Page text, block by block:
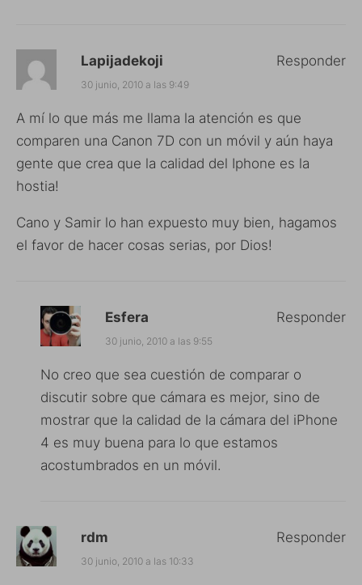
Lapijadekoji
30 junio, 2010 a las 9:49
A mí lo que más me llama la atención es que
comparen una Canon 7D con un móvil y aún haya
gente que crea que la calidad del Iphone es la
hostia!
Cano y Samir lo han expuesto muy bien, hagamos
el favor de hacer cosas serias, por Dios!
Responder
Esfera
30 junio, 2010 a las 9:55
No creo que sea cuestión de comparar o
discutir sobre que cámara es mejor, sino de
mostrar que la calidad de la cámara del iPhone
4 es muy buena para lo que estamos
acostumbrados en un móvil.
Responder
rdm
30 junio, 2010 a las 10:33
Responder